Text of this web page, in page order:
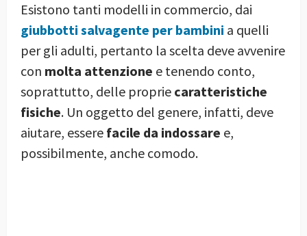
Esistono tanti modelli in commercio, dai
giubbotti salvagente per bambini a quelli
per gli adulti, pertanto la scelta deve avvenire
con molta attenzione e tenendo conto,
soprattutto, delle proprie caratteristiche
fisiche. Un oggetto del genere, infatti, deve
aiutare, essere facile da indossare e,
possibilmente, anche comodo.